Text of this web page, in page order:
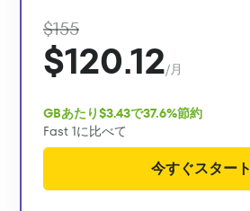
$155
$120.12/月
GBあたり$3.43で37.6%節約
Fast 1に比べて
今すぐスタート